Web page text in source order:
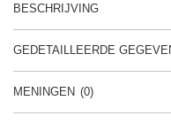
BESCHRIJVING
GEDETAILLEERDE
MENINGEN (0)